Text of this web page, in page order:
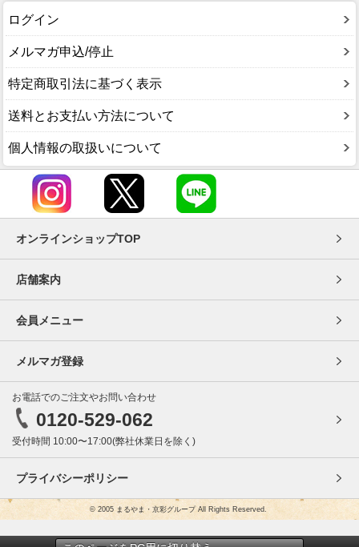
ログイン
メルマガ申込/停止
特定商取引法に基づく表示
送料とお支払い方法について
個人情報の取扱いについて
オンラインショップTOP
店舗案内
会員メニュー
メルマガ登録
お電話でのご注文やお問い合わせ
0120-529-062
受付時間 10:00〜17:00(弊社休業日を除く)
プライバシーポリシー
© 2005 まるやま・京彩グループ All Rights Reserved.